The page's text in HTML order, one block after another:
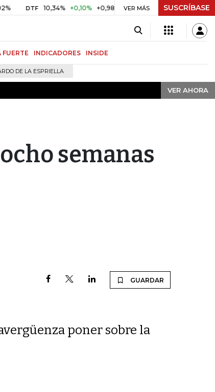
DTF 10,34% +0,10% +0,98% UVR $ 416,91 +$ 0,05 +0,01%
VER MÁS SUSCRÍBASE
FUERTE INDICADORES INSIDE
DE LA ESPRIELLA
VER AHORA
VER AHORA
semanas
GUARDAR
poner sobre la